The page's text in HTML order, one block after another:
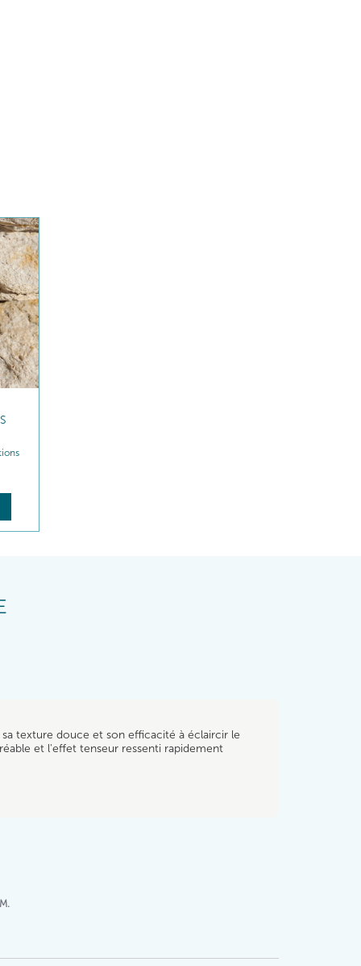
texture douce et son efficacité à éclaircir le
et l'effet tenseur ressenti rapidement